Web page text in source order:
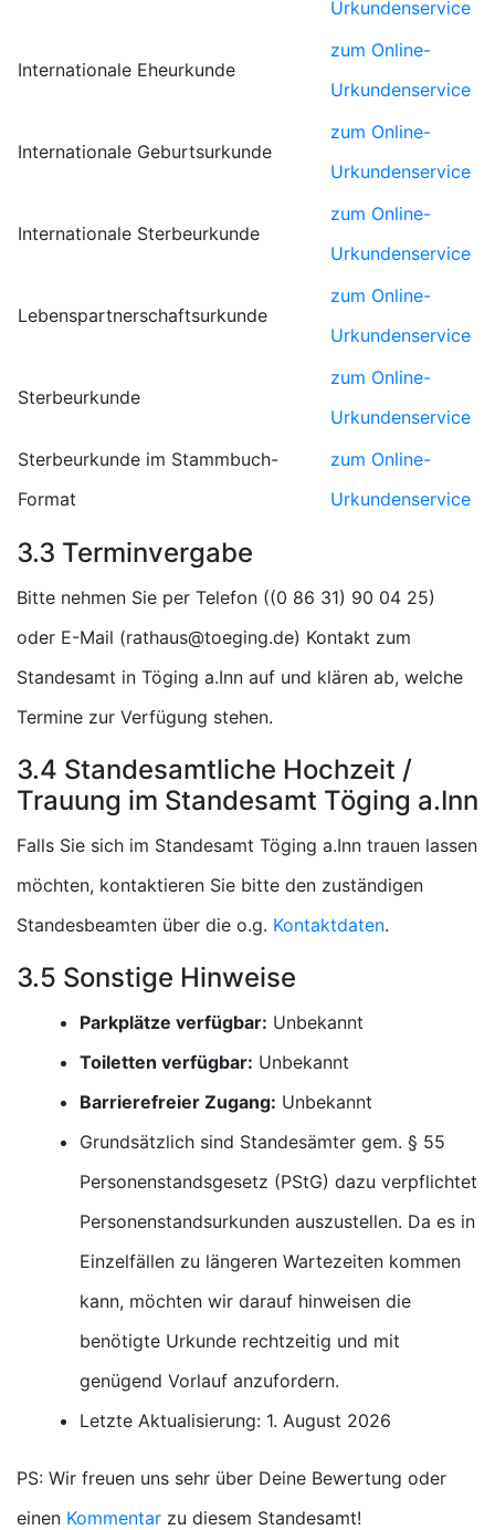
Urkundenservice
Internationale Eheurkunde
zum Online-
Urkundenservice
Internationale Geburtsurkunde
zum Online-
Urkundenservice
Internationale Sterbeurkunde
zum Online-
Urkundenservice
Lebenspartnerschaftsurkunde
zum Online-
Urkundenservice
Sterbeurkunde
zum Online-
Urkundenservice
Sterbeurkunde im Stammbuch-
Format
zum Online-
Urkundenservice
3.3 Terminvergabe
Bitte nehmen Sie per Telefon (
)
oder E-Mail (
) Kontakt zum
Standesamt in Töging a.Inn auf und klären ab, welche
Termine zur Verfügung stehen.
3.4 Standesamtliche Hochzeit /
Trauung im Standesamt Töging a.Inn
Falls Sie sich im Standesamt Töging a.Inn trauen lassen
möchten, kontaktieren Sie bitte den zuständigen
Standesbeamten über die o.g. Kontaktdaten.
3.5 Sonstige Hinweise
Parkplätze verfügbar: Unbekannt
Toiletten verfügbar: Unbekannt
Barrierefreier Zugang: Unbekannt
Grundsätzlich sind Standesämter gem. § 55
Personenstandsgesetz (PStG) dazu verpflichtet
Personenstandsurkunden auszustellen. Da es in
Einzelfällen zu längeren Wartezeiten kommen
kann, möchten wir darauf hinweisen die
benötigte Urkunde rechtzeitig und mit
genügend Vorlauf anzufordern.
Letzte Aktualisierung: 1. August 2026
PS: Wir freuen uns sehr über Deine Bewertung oder
einen Kommentar zu diesem Standesamt!